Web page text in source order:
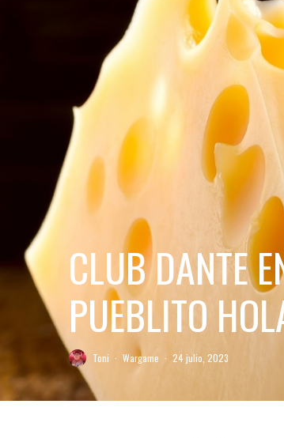
CLUB DANTE
PUEBLITO
Toni · Wargame · 24 julio, 2023